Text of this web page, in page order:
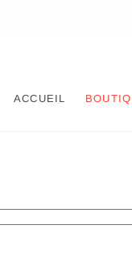
ACCUEIL